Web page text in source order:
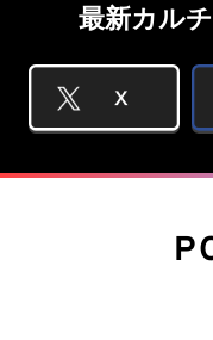
最新カル